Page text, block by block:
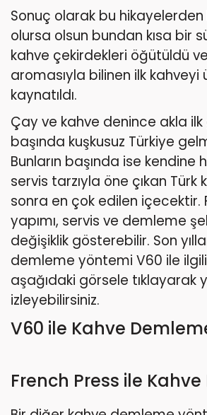
Sonuç olarak bu
olursa olsun bundan kısa bir
kahve çekirdekleri öğütüldü
aromasıyla bilinen ilk kahveyi
kaynatıldı.
Çay ve kahve denince akla ilk
başında kuşkusuz Türkiye
Bunların başında ise kendine
servis tarzıyla öne çıkan
sonra en çok edilen içecektir.
yapımı, servis ve demleme
değişiklik gösterebilir. Son
demleme yöntemi V60 ile
aşağıdaki görsele tıklayarak
izleyebilirsiniz.
V60 ile Kahve
French Press ile